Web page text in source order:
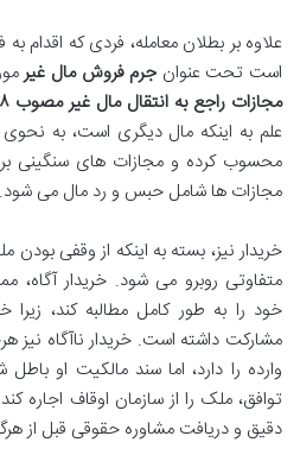
علاوه بر بطلان معامله، فردی که
است تحت عنوانجرم فروش مال غیر
مجازات راجع به انتقال مال غیر مصوب ۱۳۰۸
علم به اینکه مال دیگری است، به نحوی
محسوب کرده و مجازات های سنگینی
مجازات ها شامل حبس و رد مال می شود.
خریدار نیز، بسته به اینکه از وقفی بودن
متفاوتی روبرو می شود. خریدار آگاه،
خود را به طور کامل مطالبه کند،
مشارکت داشته است. خریدار ناآگاه
وارده را دارد، اما سند مالکیت او
توافق، ملک را از سازمان اوقاف اجاره
دقیق و دریافت مشاوره حقوقی قبل از